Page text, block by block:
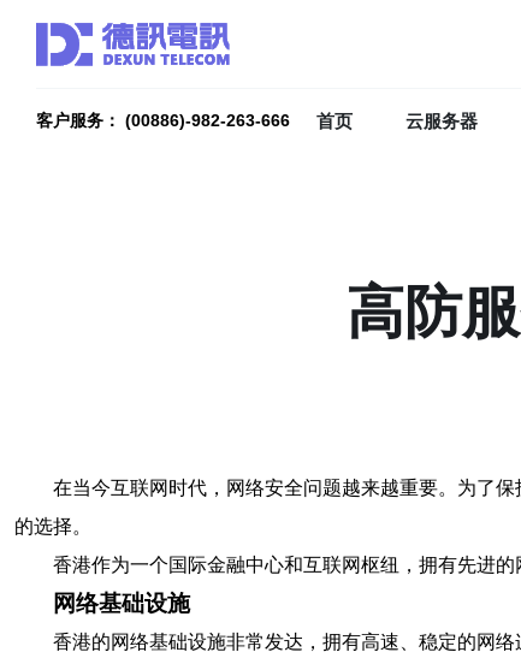
客户服务： (00886)-982-263-666 首页 云服务器
高防
在当今互联网时代，网络安全问题越来越重要。为了
的选择。
香港作为一个国际金融中心和互联网枢纽，拥有先进
网络基础设施
香港的网络基础设施非常发达，拥有高速、稳定的网